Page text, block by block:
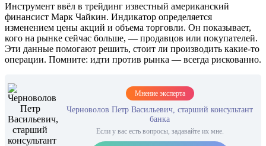
Инструмент ввёл в трейдинг известный американский
финансист Марк Чайкин. Индикатор определяется
изменением цены акций и объема торговли. Он показывает,
кого на рынке сейчас больше, — продавцов или покупателей.
Эти данные помогают решить, стоит ли производить какие-то
операции. Помните: идти против рынка — всегда рискованно.
Мнение эксперта
Черноволов Петр Васильевич, старший консультант
банка
Если у вас есть вопросы, задавайте их мне.